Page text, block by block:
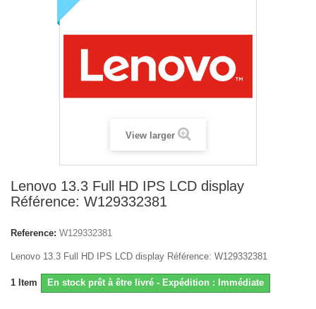
View larger
Lenovo 13.3 Full HD IPS LCD display
Référence: W129332381
Reference: W129332381
Lenovo 13.3 Full HD IPS LCD display Référence: W129332381
1 Item En stock prêt à être livré - Expédition : Immédiate